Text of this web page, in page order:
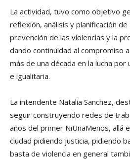
La actividad, tuvo como objetivo
reflexión, análisis y planificación de
prevención de las violencias y la
dando continuidad al compromiso
más de una década en la lucha
e igualitaria.
La intendente Natalia Sanchez,
seguir construyendo redes de
años del primer NiUnaMenos, allá
ciudad pidiendo justicia, pidiendo
basta de violencia en general